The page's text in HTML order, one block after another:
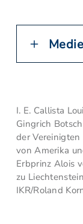
I. E. Callista
Gingrich
der Vereinigten
von Amerika
Erbprinz Alois
zu
IKR/Roland